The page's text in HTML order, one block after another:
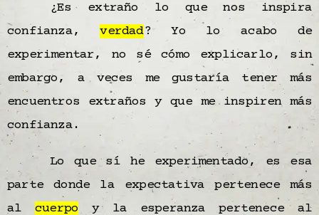
¿Es extraño lo que nos inspira
confianza,verdad? Yo lo acabo de
experimentar, no sé cómo explicarlo, sin
embargo, a veces me gustaría tener más
encuentros extraños y que me inspiren más
confianza.
Lo que sí he experimentado, es esa
parte donde la expectativa pertenece más
alcuerpo y la esperanza pertenece al